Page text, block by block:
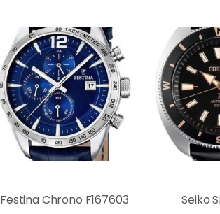
Festina Chrono F167603 Seiko